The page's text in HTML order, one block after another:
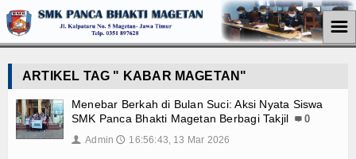
Jurusan
Teknik Komputer Jaringan
☰
ARTIKEL TAG " KABAR MAGETAN"
Menebar Berkah di Bulan Suci: Aksi Nyata Siswa
SMK Panca Bhakti Magetan Berbagi Takjil
0
👤 Admin 🕔 16:56:43, 13 Mar 2026